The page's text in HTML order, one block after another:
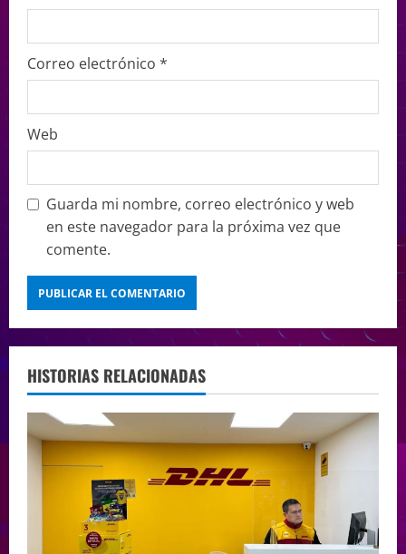
Correo electrónico *
Web
Guarda mi nombre, correo electrónico y web
en este navegador para la próxima vez que
comente.
HISTORIAS RELACIONADAS